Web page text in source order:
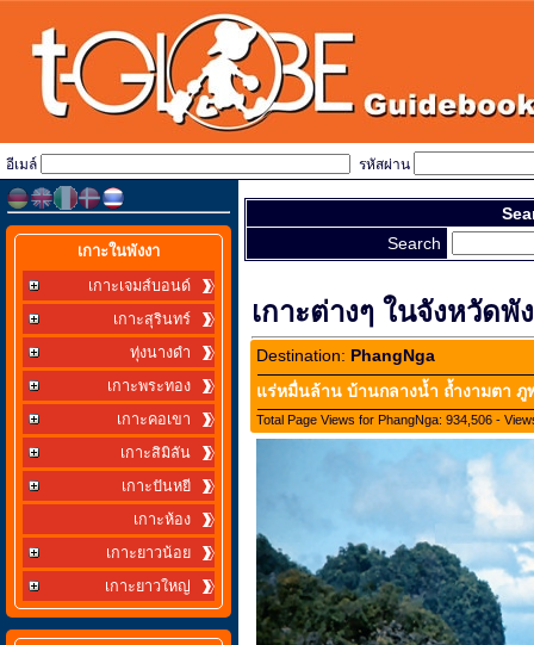
อีเมล์ รหัสผ่าน
เกาะในพังงา
เกาะเจมส์บอนด์
เกาะสุรินทร์
ทุ่งนางดำ
เกาะพระทอง
เกาะคอเขา
เกาะสิมิลัน
เกาะปันหยี
เกาะห้อง
เกาะยาวน้อย
เกาะยาวใหญ่
Search
เกาะต่างๆ ในจังหวัดพั
Destination: PhangNga
แร่หมื่นล้าน บ้านกลางน้ำ ถ้ำงามตา
Total Page Views for PhangNga: 934,506 -